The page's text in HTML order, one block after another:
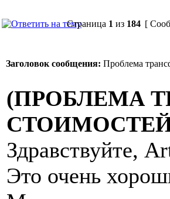
Страница 1 из 184 [
Заголовок сообщения: Проблема
(ПРОБЛЕМА
Здравствуйте,
Это очень